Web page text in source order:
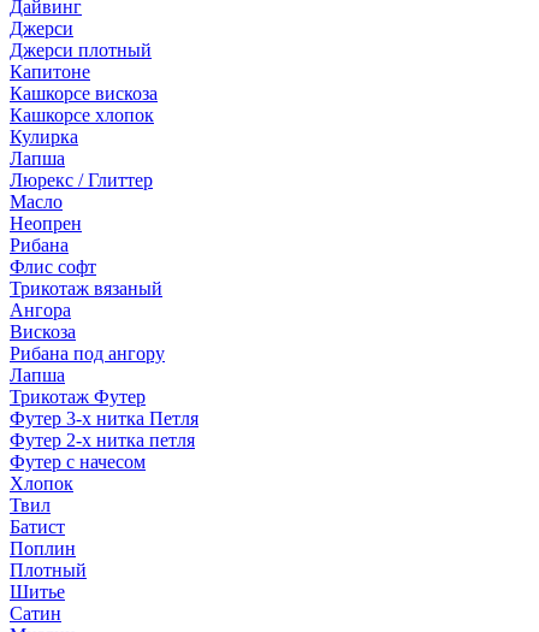
Дайвинг
Джерси
Джерси плотный
Капитоне
Кашкорсе вискоза
Кашкорсе хлопок
Кулирка
Лапша
Люрекс / Глиттер
Масло
Неопрен
Рибана
Флис софт
Трикотаж вязаный
Ангора
Вискоза
Рибана под ангору
Лапша
Трикотаж Футер
Футер 3-х нитка Петля
Футер 2-х нитка петля
Футер с начесом
Хлопок
Твил
Батист
Поплин
Плотный
Шитье
Сатин